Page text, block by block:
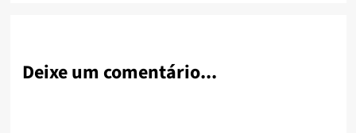
Deixe um comentário...